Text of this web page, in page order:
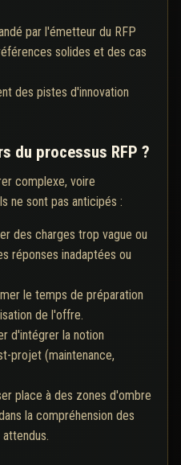
par l'émetteur du RFP
solides et des cas
des pistes d'innovation
du processus RFP ?
complexe, voire
ne sont pas anticipés :
des charges trop vague ou
réponses inadaptées ou
le temps de préparation
de l'offre.
d'intégrer la notion
projet (maintenance,
place à des zones d'ombre
la compréhension des